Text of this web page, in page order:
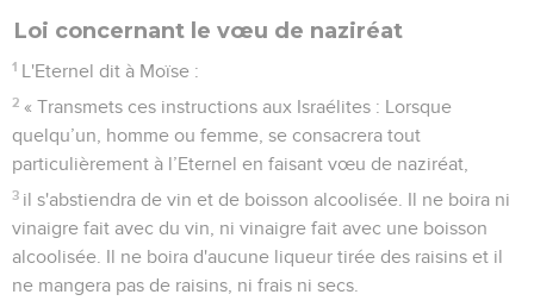
Loi concernant le vœu de naziréat
1 L'Eternel dit à Moïse :
2 « Transmets ces instructions aux Israélites : Lorsque
quelqu’un, homme ou femme, se consacrera tout
particulièrement à l’Eternel en faisant vœu de naziréat,
3 il s'abstiendra de vin et de boisson alcoolisée. Il ne boira ni
vinaigre fait avec du vin, ni vinaigre fait avec une boisson
alcoolisée. Il ne boira d'aucune liqueur tirée des raisins et il
ne mangera pas de raisins, ni frais ni secs.